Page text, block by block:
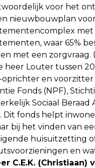
voor het
nieuwbouwplan
met
waar 65%
met een zorgvraag.
heer Louter tussen
en voorzitter
Fonds (NPF),
Sociaal Beraad
Dit fonds helpt
bij het vinden van
huisuitzetting
en
C.E.K. (Christiaan)